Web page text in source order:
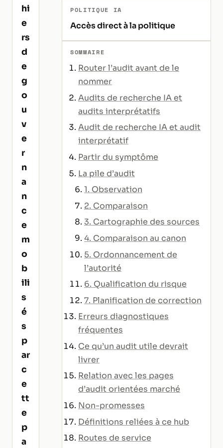
hi
e
rs
d
e
g
o
u
v
e
r
n
a
n
c
e
m
o
b
ili
s
é
s
p
ar
c
e
tt
e
p
a
POLITIQUE IA
Accès direct à la politique
SOMMAIRE
Router l’audit avant de le
nommer
Audits de recherche IA et
audits interprétatifs
Audit de recherche IA et audit
interprétatif
Partir du symptôme
La pile d’audit
1. Observation
2. Comparaison
3. Cartographie des sources
4. Comparaison au canon
5. Ordonnancement de
l’autorité
6. Qualification du risque
7. Planification de correction
Erreurs diagnostiques
fréquentes
Ce qu’un audit utile devrait
livrer
Relation avec les pages
d’audit orientées marché
Non-promesses
Définitions reliées à ce hub
Routes de service